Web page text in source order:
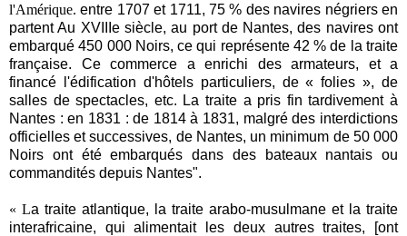
l'Amérique.entre 1707 et 1711, 75 % des navires négriers en
partent Au XVIIIe siècle, au port de Nantes, des navires ont
embarqué 450 000 Noirs, ce qui représente 42 % de la traite
française. Ce commerce a enrichi des armateurs, et a
financé l'édification d'hôtels particuliers, de « folies », de
salles de spectacles, etc. La traite a pris fin tardivement à
Nantes : en 1831 : de 1814 à 1831, malgré des interdictions
officielles et successives, de Nantes, un minimum de 50 000
Noirs ont été embarqués dans des bateaux nantais ou
commandités depuis Nantes".
« La traite atlantique, la traite arabo-musulmane et la traite
interafricaine, qui alimentait les deux autres traites, [ont